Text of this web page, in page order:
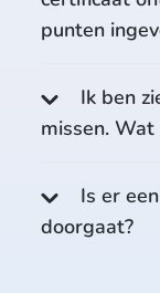
punten
Ik ben
missen. Wat
Is er
doorgaat?